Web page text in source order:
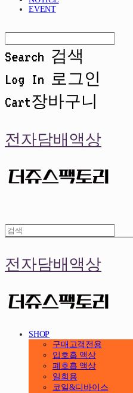
EVENT
Search 검색
Log In 로그인
Cart장바구니
전자담배액상
전자담배액상
SHOP
구매고객전용
입호흡 액상
폐호흡 액상
일회용
코일&디바이스